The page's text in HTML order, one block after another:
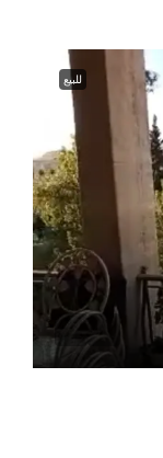
للبيع